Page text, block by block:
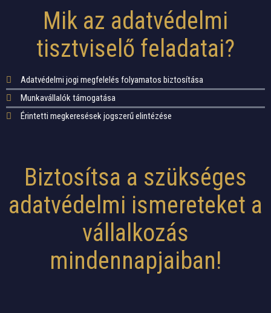
Mik az adatvédelmi
tisztviselő feladatai?
Adatvédelmi jogi megfelelés folyamatos biztosítása
Munkavállalók támogatása
Érintetti megkeresések jogszerű elintézése
Biztosítsa a szükséges
adatvédelmi ismereteket a
vállalkozás
mindennapjaiban!